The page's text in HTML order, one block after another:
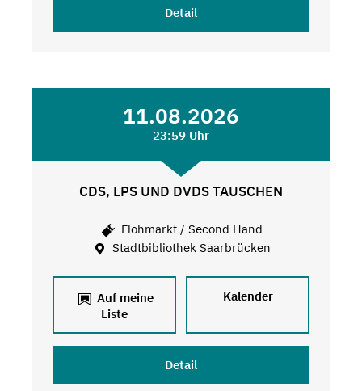
Detail
11.08.2026
23:59 Uhr
CDS, LPS UND DVDS TAUSCHEN
Flohmarkt / Second Hand
Stadtbibliothek Saarbrücken
Auf meine
Liste
Kalender
Detail